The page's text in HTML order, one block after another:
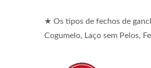
★ Os tipos de fechos de
Cogumelo, Laço sem Pelos,